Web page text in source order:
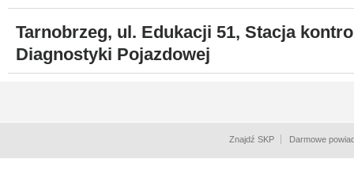
Tarnobrzeg, ul. Edukacji 51, Stacja
Diagnostyki Pojazdowej
Znajdź SKP Darmowe